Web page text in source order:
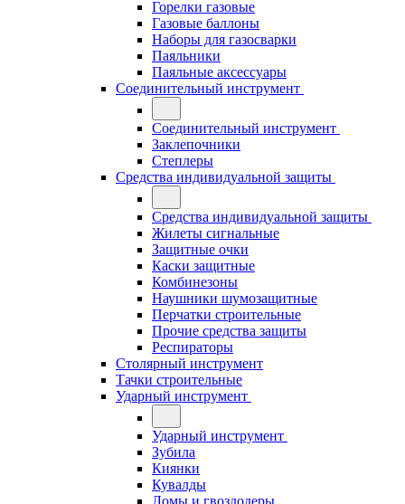
Горелки газовые
Газовые баллоны
Наборы для газосварки
Паяльники
Паяльные аксессуары
Соединительный инструмент
Соединительный инструмент
Заклепочники
Степлеры
Средства индивидуальной защиты
Средства индивидуальной защиты
Жилеты сигнальные
Защитные очки
Каски защитные
Комбинезоны
Наушники шумозащитные
Перчатки строительные
Прочие средства защиты
Респираторы
Столярный инструмент
Тачки строительные
Ударный инструмент
Ударный инструмент
Зубила
Киянки
Кувалды
Ломы и гвоздодеры